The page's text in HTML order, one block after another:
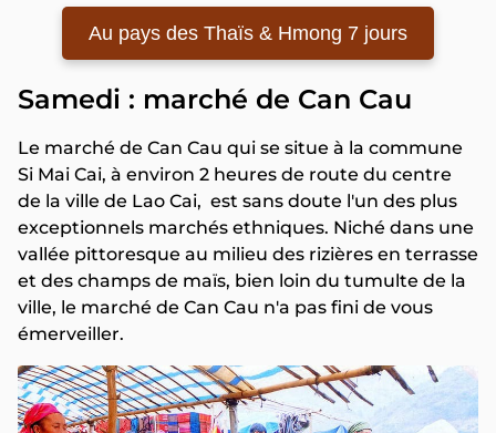
Au pays des Thaïs & Hmong 7 jours
Samedi : marché de Can Cau
Le marché de Can Cau qui se situe à la commune
Si Mai Cai, à environ 2 heures de route du centre
de la ville de Lao Cai, est sans doute l'un des plus
exceptionnels marchés ethniques. Niché dans une
vallée pittoresque au milieu des rizières en terrasse
et des champs de maïs, bien loin du tumulte de la
ville, le marché de Can Cau n'a pas fini de vous
émerveiller.